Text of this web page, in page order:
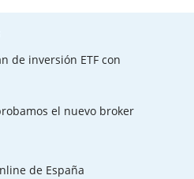
de inversión ETF con
el nuevo broker
de España